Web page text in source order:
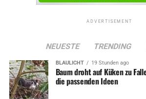
ADVERTISEMENT
NEUESTE TRENDING
BLAULICHT 19 Stunden ago
Baum droht auf Küken zu
die passenden Ideen